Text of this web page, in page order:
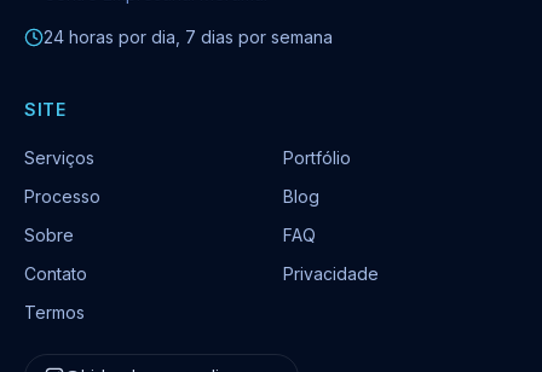
24 horas por dia, 7 dias por semana
SITE
Serviços
Portfólio
Processo
Blog
Sobre
FAQ
Contato
Privacidade
Termos